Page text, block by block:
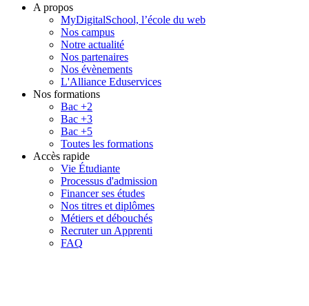
A propos
MyDigitalSchool, l’école du web
Nos campus
Notre actualité
Nos partenaires
Nos évènements
L'Alliance Eduservices
Nos formations
Bac +2
Bac +3
Bac +5
Toutes les formations
Accès rapide
Vie Étudiante
Processus d'admission
Financer ses études
Nos titres et diplômes
Métiers et débouchés
Recruter un Apprenti
FAQ